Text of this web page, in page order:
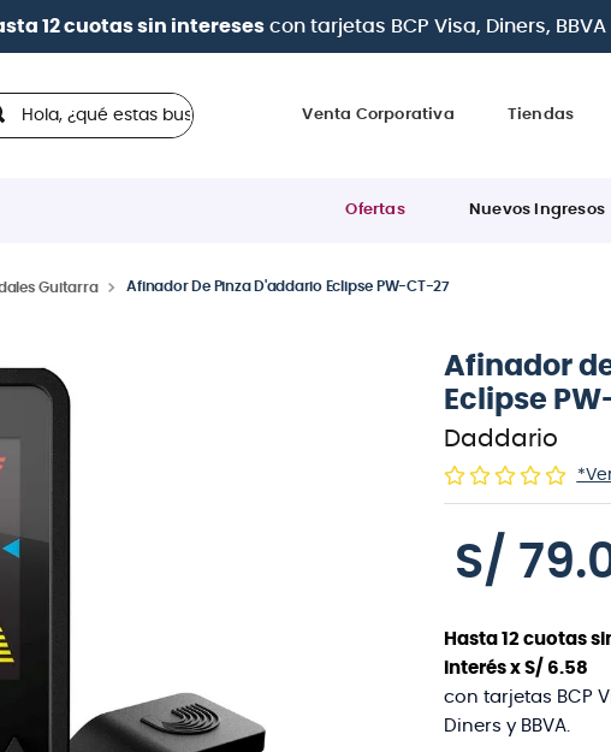
12 cuotas sin interesescon tarjetas BCP Visa, Diners,
¿qué estas buscando?
Venta Corporativa Tiendas
Ofertas Nuevos Ingresos
Guitarra Afinador De Pinza D'addario Eclipse PW-CT-27
Afinador
Eclipse
Daddario
S/ 79.
Hasta 12cuotas
interés x S/ 6.58
con tarjetas BCP
Diners y BBVA.